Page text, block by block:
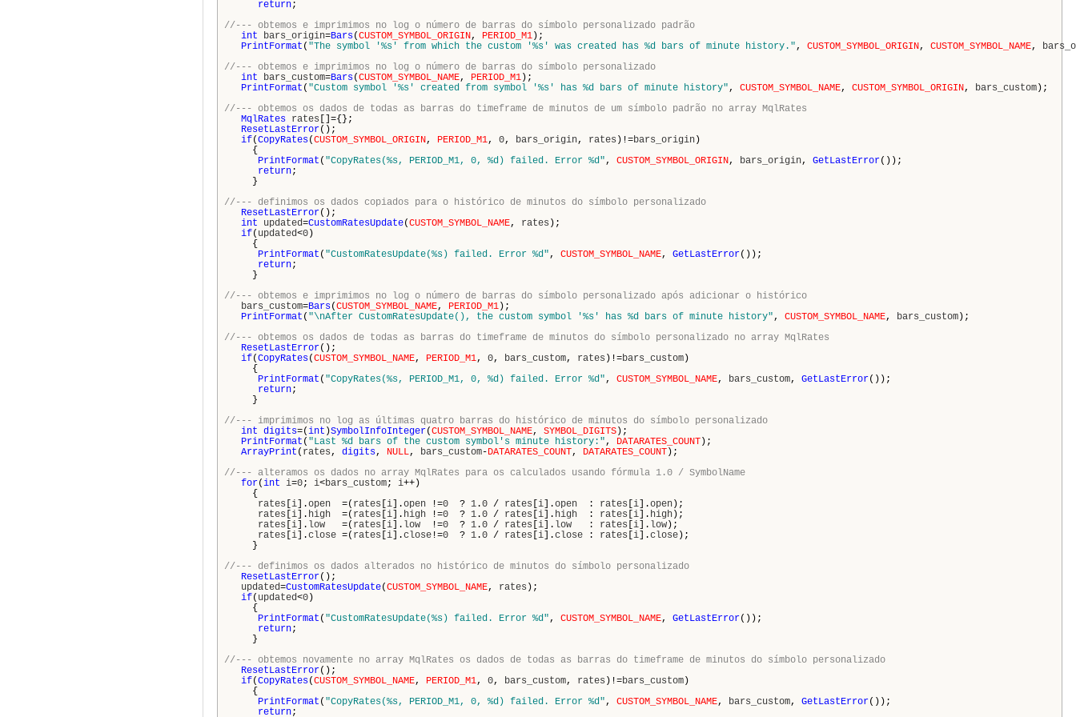
return;
//--- obtemos e imprimimos no log o número de barras do símbolo personalizado padrão
int
bars_origin=Bars(CUSTOM_SYMBOL_ORIGIN, PERIOD_M1 );
PrintFormat ( "The symbol '%s' from which the custom '%s' was created has %d bars of minute history.", CUSTOM_SYMBOL_ORIGIN, CUSTOM_SYMBOL_NAME,
//--- obtemos e imprimimos no log o número de barras do símbolo personalizado
int
bars_custom=Bars(CUSTOM_SYMBOL_NAME, PERIOD_M1 );
PrintFormat ( "Custom symbol '%s' created from symbol '%s' has %d bars of minute history", CUSTOM_SYMBOL_NAME, CUSTOM_SYMBOL_ORIGIN, bars_custom );
//--- obtemos os dados de todas as barras do timeframe de minutos de um símbolo padrão no array MqlRates
MqlRates rates []={};
ResetLastError();
if(CopyRates(CUSTOM_SYMBOL_ORIGIN, PERIOD_M1, 0, bars_origin, rates )!=bars_origin )
{
PrintFormat ( "CopyRates(%s, PERIOD_M1, 0, %d) failed. Error %d", CUSTOM_SYMBOL_ORIGIN, bars_origin, GetLastError());
return;
}
//--- definimos os dados copiados para o histórico de minutos do símbolo personalizado
ResetLastError();
int
updated=CustomRatesUpdate(CUSTOM_SYMBOL_NAME, rates );
if( updated<0 )
{
PrintFormat ( "CustomRatesUpdate(%s) failed. Error %d", CUSTOM_SYMBOL_NAME, GetLastError());
return;
}
//--- obtemos e imprimimos no log o número de barras do símbolo personalizado após adicionar o histórico
bars_custom=Bars(CUSTOM_SYMBOL_NAME, PERIOD_M1 );
PrintFormat ( "\nAfter CustomRatesUpdate(), the custom symbol '%s' has %d bars of minute history", CUSTOM_SYMBOL_NAME, bars_custom );
//--- obtemos os dados de todas as barras do timeframe de minutos do símbolo personalizado no array MqlRates
ResetLastError();
if(CopyRates(CUSTOM_SYMBOL_NAME, PERIOD_M1, 0, bars_custom, rates )!=bars_custom )
{
PrintFormat ( "CopyRates(%s, PERIOD_M1, 0, %d) failed. Error %d", CUSTOM_SYMBOL_NAME, bars_custom, GetLastError());
return;
}
//--- imprimimos no log as últimas quatro barras do histórico de minutos do símbolo personalizado
int digits=(int )SymbolInfoInteger(CUSTOM_SYMBOL_NAME, SYMBOL_DIGITS );
PrintFormat ( "Last %d bars of the custom symbol's minute history:", DATARATES_COUNT );
ArrayPrint ( rates, digits, NULL, bars_custom-DATARATES_COUNT, DATARATES_COUNT );
//--- alteramos os dados no array MqlRates para os calculados usando fórmula 1.0 / SymbolName
for(int i=0; i<bars_custom; i++)
{
rates i ].open =( rates i ].open !=0 ? 1.0 / rates i ].open : rates i ].open );
rates i ]. high =( rates i ]. high !=0 ? 1.0 / rates i ]. high : rates i ]. high );
rates i ]. low =( rates i ]. low !=0 ? 1.0 / rates i ]. low : rates i ]. low );
rates i ].close =( rates i ].close !=0 ? 1.0 / rates i ].close : rates i ].close );
}
//--- definimos os dados alterados no histórico de minutos do símbolo personalizado
ResetLastError();
updated=CustomRatesUpdate(CUSTOM_SYMBOL_NAME, rates );
if( updated<0 )
{
PrintFormat ( "CustomRatesUpdate(%s) failed. Error %d", CUSTOM_SYMBOL_NAME, GetLastError());
return;
}
//--- obtemos novamente no array MqlRates os dados de todas as barras do timeframe de minutos do símbolo personalizado
ResetLastError();
if(CopyRates(CUSTOM_SYMBOL_NAME, PERIOD_M1, 0, bars_custom, rates )!=bars_custom )
{
PrintFormat ( "CopyRates(%s, PERIOD_M1, 0, %d) failed. Error %d", CUSTOM_SYMBOL_NAME, bars_custom, GetLastError());
return;